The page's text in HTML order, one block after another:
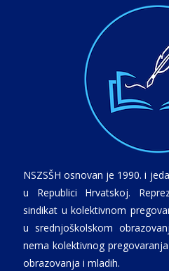
NSZSŠH osnovan je 1990. i
u Republici Hrvatskoj.
sindikat u kolektivnom
u srednjoškolskom
nema kolektivnog
obrazovanja i mladih.